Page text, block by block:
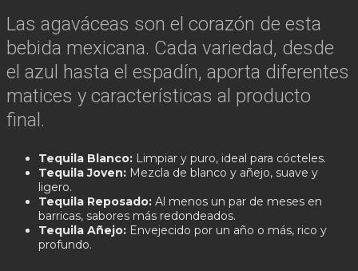
Las agaváceas son el corazón de esta
bebida mexicana. Cada variedad, desde
el azul hasta el espadín, aporta diferentes
matices y características al producto
final.
Tequila Blanco: Limpiar y puro, ideal para cócteles.
Tequila Joven: Mezcla de blanco y añejo, suave y
ligero.
Tequila Reposado: Al menos un par de meses en
barricas, sabores más redondeados.
Tequila Añejo: Envejecido por un año o más, rico y
profundo.